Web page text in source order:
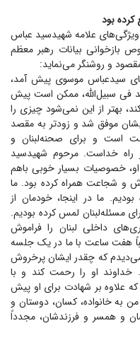
بود
علامه شهیدسید عباس
بازخوانی بیانات رهبر معظم
سیدعباس موسوی پیش آمد،
فی سبیل‌الله، ممکن است پیش
بهتر از این نمی‌شود چیزی را
موفق شد و زودتر به مقصد
است و برای صحنه‌لبنان و
راه خداست. مرحوم شهیدسید
خصوصیات بسیار خوبی باهم
و شجاعت همراه کرده بود. ما
ما در اینجا، خودمان از
مسئله‌لبنان لمس کرده بودیم.
داخلی لبنان را فراموش
هفت ساعت با ما در یک جلسه
که چقدر ایشان پرخروش
او را رحمت کند و با
علاوه بر شهادت برای او پیش
به خانواده، کسان، دوستان و
و همسر و فرزندشان، مجدداً